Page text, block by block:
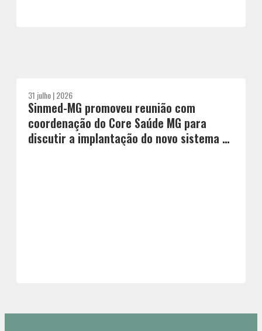
31 julho | 2026
Sinmed-MG promoveu reunião com
coordenação do Core Saúde MG para
discutir a implantação do novo sistema de